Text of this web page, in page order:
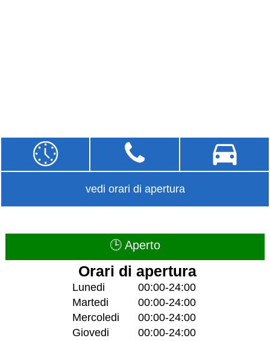
vedi orari di apertura
🕒 Aperto
Orari di apertura
Lunedi
00:00-24:00
Martedi
00:00-24:00
Mercoledi
00:00-24:00
Giovedi
00:00-24:00